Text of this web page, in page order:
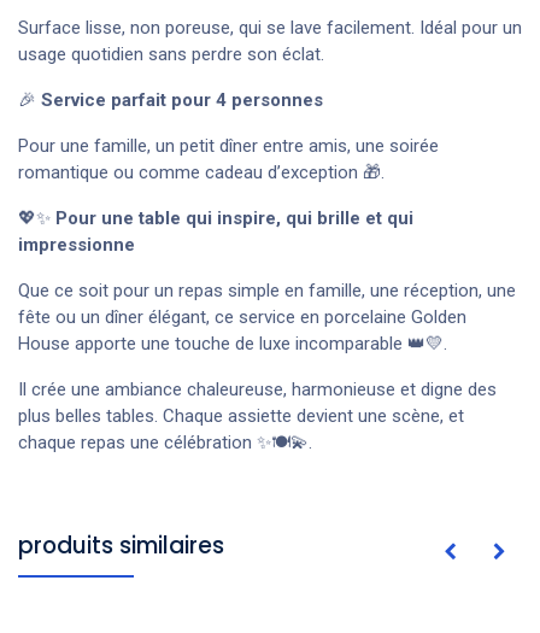
Surface lisse, non poreuse, qui se lave facilement. Idéal pour un
usage quotidien sans perdre son éclat.
🎉 Service parfait pour 4 personnes
Pour une famille, un petit dîner entre amis, une soirée
romantique ou comme cadeau d’exception 🎁.
💖✨ Pour une table qui inspire, qui brille et qui
impressionne
Que ce soit pour un repas simple en famille, une réception, une
fête ou un dîner élégant, ce service en porcelaine Golden
House apporte une touche de luxe incomparable 👑💛.
Il crée une ambiance chaleureuse, harmonieuse et digne des
plus belles tables. Chaque assiette devient une scène, et
chaque repas une célébration ✨🍽️💫.
produits similaires